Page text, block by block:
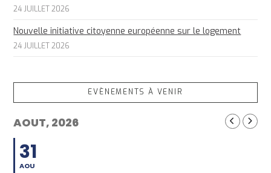
24 JUILLET 2026
Nouvelle initiative citoyenne européenne sur le logement
24 JUILLET 2026
EVÈNEMENTS À VENIR
AOUT, 2026
31
AOU